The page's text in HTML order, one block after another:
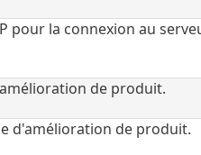
pour la connexion au
de produit.
d'amélioration de produit.